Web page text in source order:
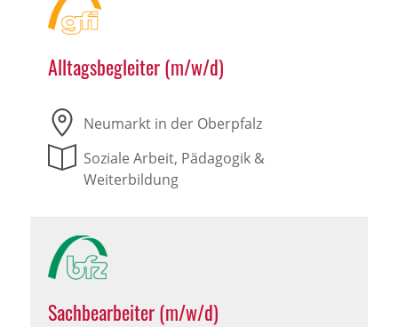
Alltagsbegleiter (m/w/d)
Neumarkt in der Oberpfalz
Soziale Arbeit, Pädagogik &
Weiterbildung
Sachbearbeiter (m/w/d)